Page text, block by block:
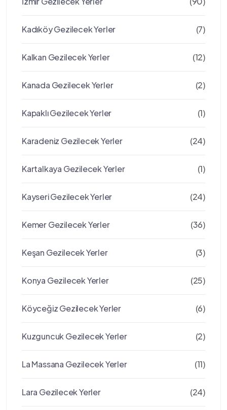
Kadıköy Gezilecek Yerler (7)
Kalkan Gezilecek Yerler (12)
Kanada Gezilecek Yerler (2)
Kapaklı Gezilecek Yerler (1)
Karadeniz Gezilecek Yerler (24)
Kartalkaya Gezilecek Yerler (1)
Kayseri Gezilecek Yerler (24)
Kemer Gezilecek Yerler (36)
Keşan Gezilecek Yerler (3)
Konya Gezilecek Yerler (25)
Köyceğiz Gezilecek Yerler (6)
Kuzguncuk Gezilecek Yerler (2)
La Massana Gezilecek Yerler (11)
Lara Gezilecek Yerler (24)